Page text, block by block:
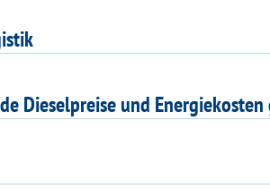
Dieselpreise und